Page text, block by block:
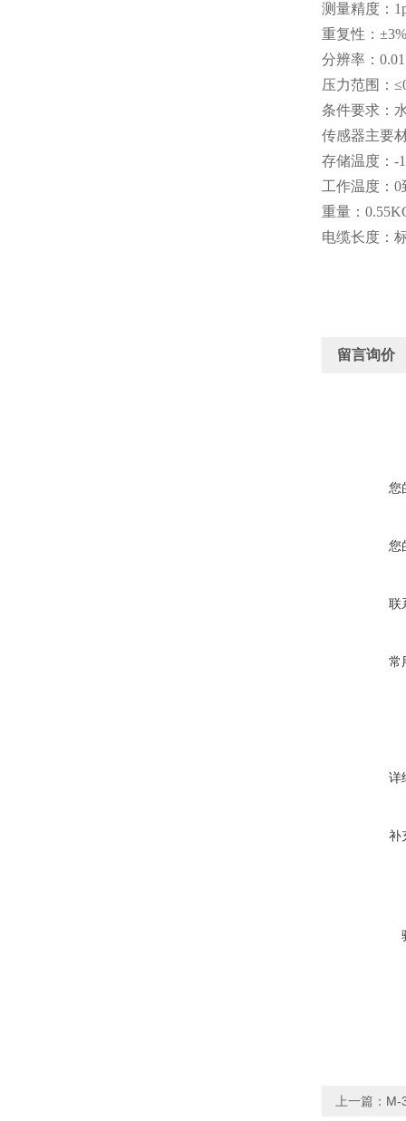
测量精度：
重复性：±3%
分辨率：
压力范围：
条件要求：
传感器主要
存储温度：-
工作温度：
重量：
电缆长度：
留言询价
您
您
联
常
详
补
上一篇： M-